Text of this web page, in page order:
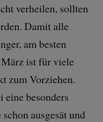
verheilen, sollten
Damit alle
am besten
März ist für viele
zum Vorziehen.
besonders
ausgesät und